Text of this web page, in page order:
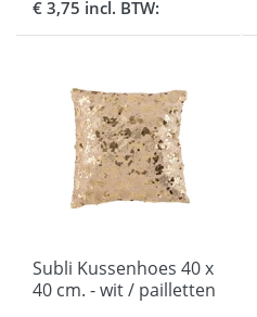
€ 3,75 incl. BTW:
Subli Kussenhoes 40 x
40 cm. - wit / pailletten